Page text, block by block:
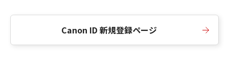
Canon ID 新規登録ページ